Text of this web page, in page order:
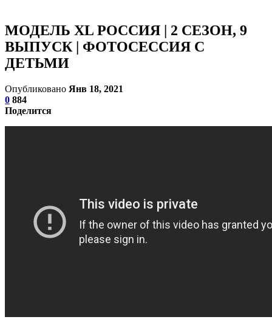
МОДЕЛЬ XL РОССИЯ | 2 СЕЗОН, 9
ВЫПУСК | ФОТОСЕССИЯ С
ДЕТЬМИ
Опубликовано Янв 18, 2021
0 884
Поделится